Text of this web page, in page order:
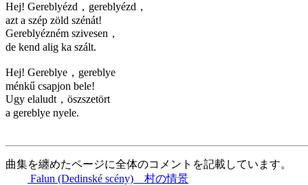
Hej! Gereblyézd，gereblyézd，
azt a szép zöld szénát!
Gereblyézném szivesen，
de kend alig ka szált.
Hej! Gereblye，gereblye
ménkű csapjon bele!
Ugy elaludt，öszszetört
a gereblye nyele.
曲集を纏めたページに全体のコメントを記載しています。
Falun (Dedinské scény) 村の情景